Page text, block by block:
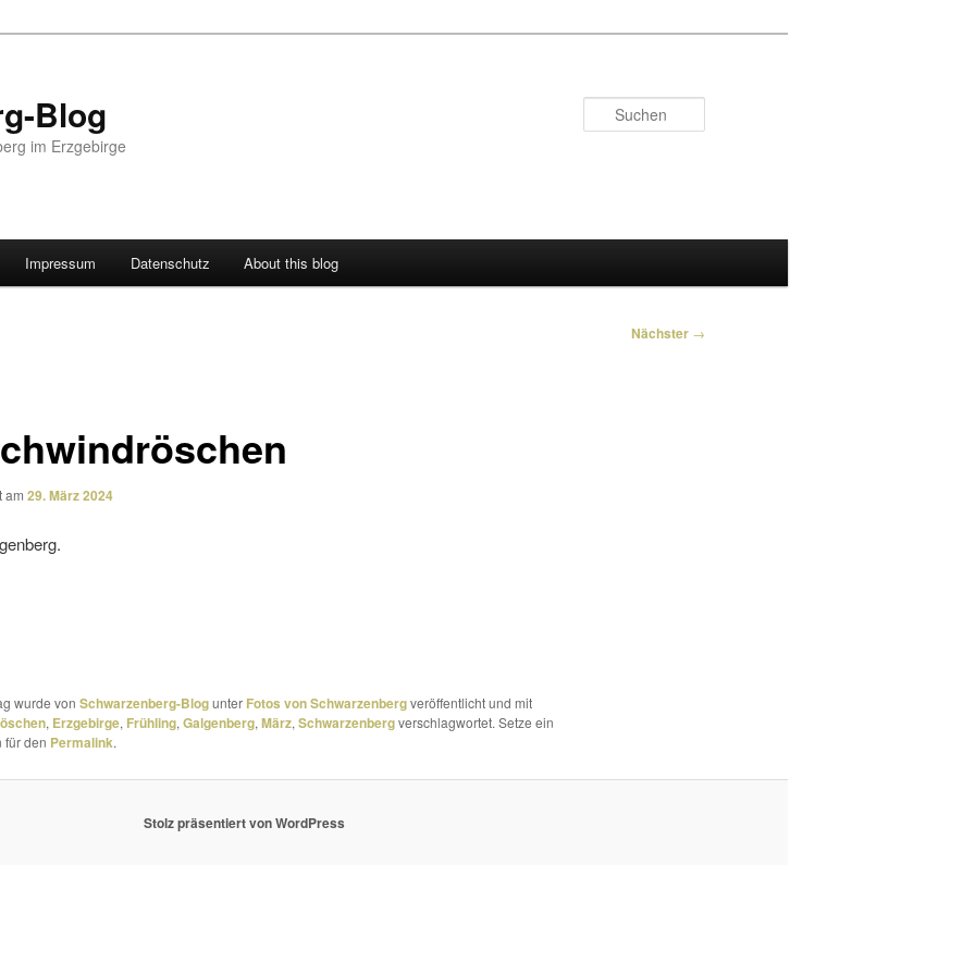
Blog
im Erzgebirge
Impressum Datenschutz About this blog
Nächster →
am 29. März 2024
wurde von Schwarzenberg-Blogunter Fotos von Schwarzenbergveröffentlicht und mit
, Erzgebirge, Frühling, Galgenberg, März, Schwarzenbergverschlagwortet. Setze ein
für den Permalink.
Stolz präsentiert von WordPress